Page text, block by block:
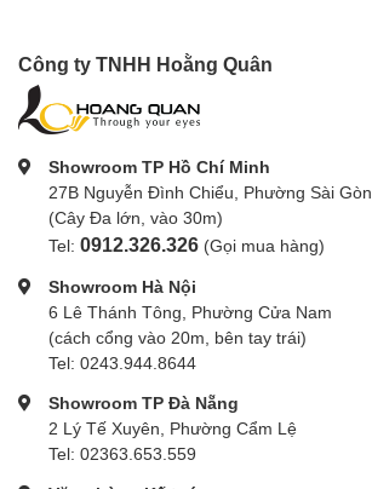
Công ty TNHH Hoằng Quân
Showroom TP Hồ Chí Minh
27B Nguyễn Đình Chiểu, Phường Sài Gòn
(Cây Đa lớn, vào 30m)
Tel: 0912.326.326 (Gọi mua hàng)
Showroom Hà Nội
6 Lê Thánh Tông, Phường Cửa Nam
(cách cổng vào 20m, bên tay trái)
Tel: 0243.944.8644
Showroom TP Đà Nẵng
2 Lý Tế Xuyên, Phường Cẩm Lệ
Tel: 02363.653.559